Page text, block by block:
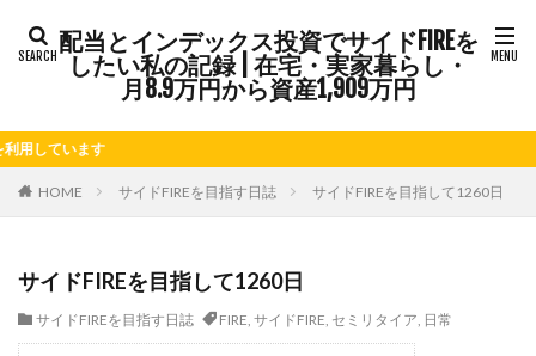
配当とインデックス投資でサイドFIREを
したい私の記録 | 在宅・実家暮らし・
月8.9万円から資産1,909万円
HOME サイドFIREを目指す日誌 サイドFIREを目指して1260日
サイドFIREを目指して1260日
サイドFIREを目指す日誌 FIRE, サイドFIRE, セミリタイア, 日常
FIRE
さつまいも
じゃがいも そばめし
ふるさと納税
アニマルカフェ
アメブロ アリゴ アワビ
イ
カレーライス
キウイフルーツ
ケーキ
ゲーム ゲームセンター コストコ